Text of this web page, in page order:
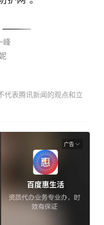
峰
代表腾讯新闻的观点和立
广告